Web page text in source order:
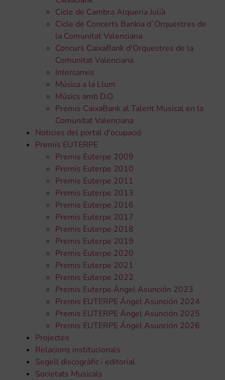
Cicle de Cambra Alqueria Julià
Cicle de Concerts Bankia d´Orquestres de
la Comunitat Valenciana
Concurs CaixaBank d'Orquestres de la
Comunitat Valenciana
Intercanvis
Música a la Llum
Músics amb D.O.
Premis CaixaBank al Talent Musical en la
Comunitat Valenciana
Noticies del portal d'ocupació
Premis EUTERPE
Premis Euterpe 2009
Premis Euterpe 2010
Premis Euterpe 2011
Premis Euterpe 2013
Premis Euterpe 2016
Premis Euterpe 2017
Premis Euterpe 2018
Premis Euterpe 2019
Premis Euterpe 2020
Premis Euterpe 2021
Premis Euterpe 2022
Premis Euterpe Ángel Asunción 2023
Premis EUTERPE Ángel Asunción 2024
Premis EUTERPE Ángel Asunción 2025
Premis EUTERPE Ángel Asunción 2026
Projectes
Relacions institucionals
Segell discogràfic i editorial
Societats Musicals